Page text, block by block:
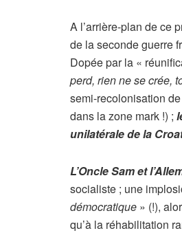
A l’arrière-plan de ce
de la seconde guerre
Dopée par la «
perd, rien ne se crée,
semi-recolonisation
dans la zone mark !) ;
unilatérale de la
L’Oncle Sam et
socialiste ; une
démocratique » (!),
qu’à la réhabilitation